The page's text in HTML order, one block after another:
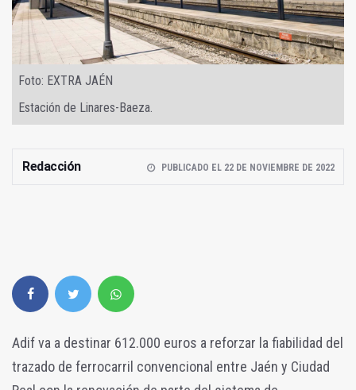
Foto: EXTRA JAÉN
Estación de Linares-Baeza.
Redacción PUBLICADO EL 22 DE NOVIEMBRE DE 2022
Adif va a destinar 612.000 euros a reforzar la fiabilidad del
trazado de ferrocarril convencional entre Jaén y Ciudad